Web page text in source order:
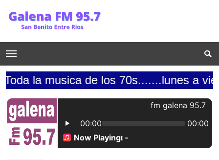
de los 70s.......lunes a viernes de